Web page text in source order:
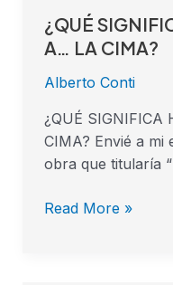
¿QUÉ
A… LA CIMA?
Alberto Conti
¿QUÉ SIGNIFICA
CIMA? Envié a mi
obra que titularía
Read More »